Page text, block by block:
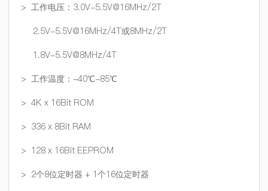
> 工作电压：3.0V-5.5V@16MHz/2T
2.5V-5.5V@16MHz/4T或8MHz/2T
1.8V-5.5V@8MHz/4T
> 工作温度：-40℃-85℃
> 4K x 16Bit ROM
> 336 x 8Bit RAM
> 128 x 16Bit EEPROM
> 2个8位定时器 + 1个16位定时器